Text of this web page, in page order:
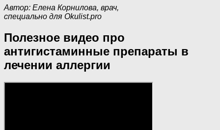
Автор: Елена Корнилова, врач,
специально для Okulist.pro
Полезное видео про
антигистаминные препараты в
лечении аллергии